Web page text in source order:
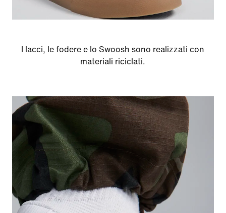
I lacci, le fodere e lo Swoosh sono realizzati con
materiali riciclati.